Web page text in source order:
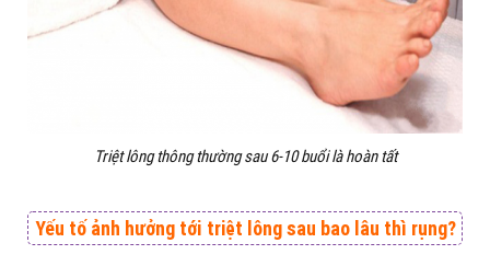
Triệt lông thông thường sau 6-10 buổi là hoàn tất
Yếu tố ảnh hưởng tới triệt lông sau bao lâu thì rụng?